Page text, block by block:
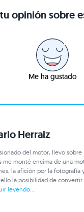
opinión sobre
Me ha gustado
Herraiz
del motor, llevo sobre
me monté encima de una
la afición por la fotografía
la posibilidad de convertir
leyendo...